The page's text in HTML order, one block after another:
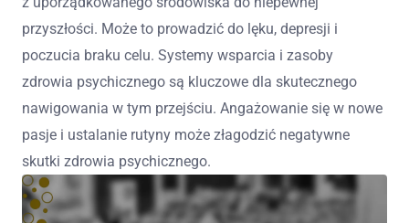
przyszłości. Może to prowadzić do lęku, depresji i
poczucia braku celu. Systemy wsparcia i zasoby
zdrowia psychicznego są kluczowe dla skutecznego
nawigowania w tym przejściu. Angażowanie się w nowe
pasje i ustalanie rutyny może złagodzić negatywne
skutki zdrowia psychicznego.